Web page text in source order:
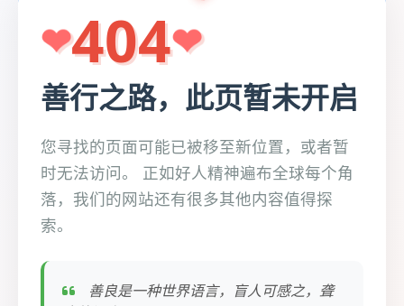
404
善行之路，此页暂未开启
您寻找的页面可能已被移至新位置，或者暂
时无法访问。 正如好人精神遍布全球每个角
落，我们的网站还有很多其他内容值得探
索。
善良是一种世界语言，盲人可感之，聋